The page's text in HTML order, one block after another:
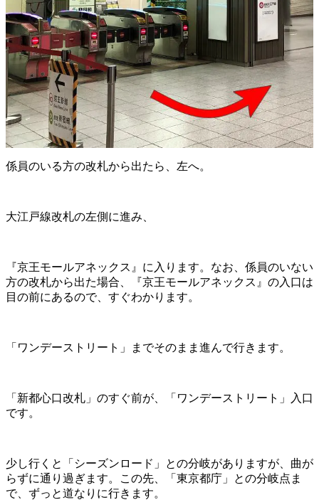
係員のいる方の改札から出たら、左へ。
大江戸線改札の左側に進み、
『京王モールアネックス』に入ります。なお、係員のいない
方の改札から出た場合、『京王モールアネックス』の入口は
目の前にあるので、すぐわかります。
「ワンデーストリート」までそのまま進んで行きます。
「新都心口改札」のすぐ前が、「ワンデーストリート」入口
です。
少し行くと「シーズンロード」との分岐がありますが、曲が
らずに通り過ぎます。この先、「東京都庁」との分岐点ま
で、ずっと道なりに行きます。